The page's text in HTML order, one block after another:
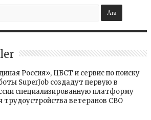
Россия», ЦБСТ и сервис по поиску
SuperJob создадут первую в
специализированную платформу
трудоустройства ветеранов СВО